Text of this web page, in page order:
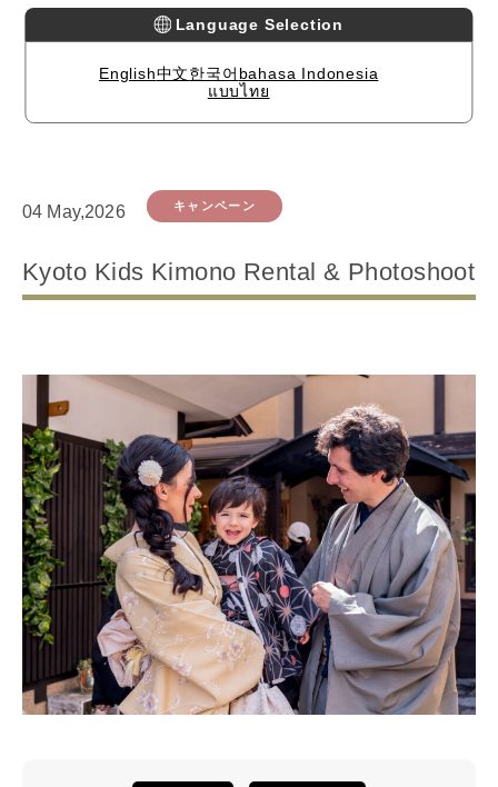
Language Selection
English中文한국어 bahasa Indonesia
แบบไทย
04 May,2026 キャンペーン
Kyoto Kids Kimono Rental & Photoshoot